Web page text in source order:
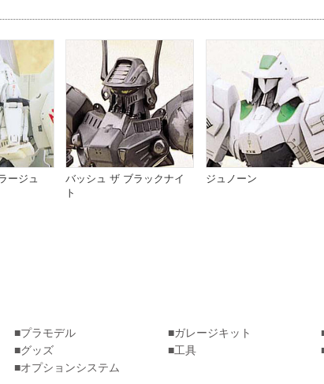
ージュ
バッシュ ザ ブラックナイ
ト
ジュノーン
プラモデル ガレージキット
グッズ 工具
オプションシステム